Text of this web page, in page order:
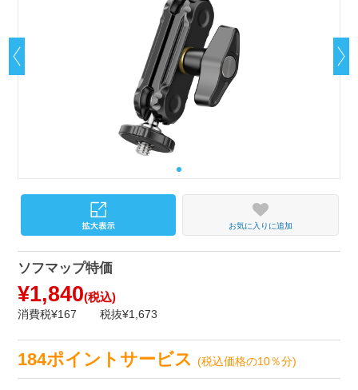
お気に入りに追加
ソフマップ特価
¥1,840(税込)
消費税¥167 税抜¥1,673
184ポイントサービス(税込価格の10％分)